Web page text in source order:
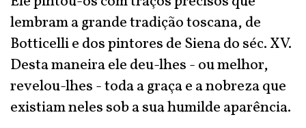
lembram a grande tradição toscana, de
Botticelli e dos pintores de Siena do séc. XV.
Desta maneira ele deu-lhes - ou melhor,
revelou-lhes - toda a graça e a nobreza que
existiam neles sob a sua humilde aparência.